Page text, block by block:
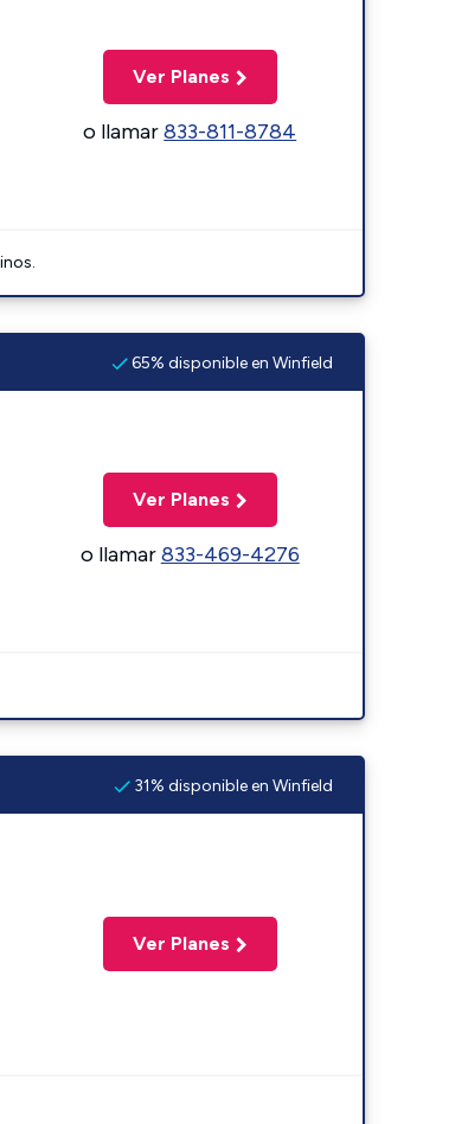
Ver Planes
o llamar833-811-8784
65% disponible en Winfield
Ver Planes
o llamar833-469-4276
31% disponible en Winfield
Ver Planes